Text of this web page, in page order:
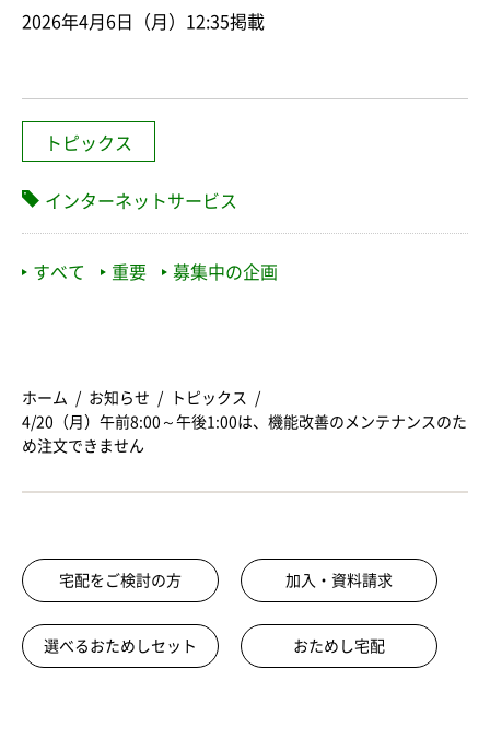
2026年4月6日（月）12:35掲載
トピックス
インターネットサービス
すべて 重要 募集中の企画
ホーム お知らせ
トピックス
4/20（月）午前8:00～午後1:00は、機能改善のメンテナンスのた
め注文できません
宅配をご検討の方 加入・資料請求
選べるおためしセット おためし宅配